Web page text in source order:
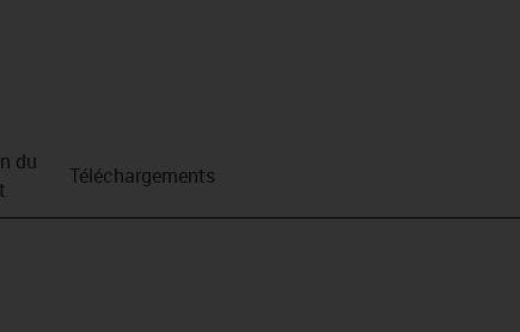
du
Téléchargements